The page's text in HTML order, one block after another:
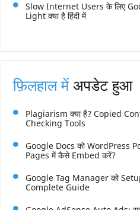
Slow Internet Users के लिए
Light क्या है हिंदी में
फ़िलहाल मेंअपडेट हुआ
Plagiarism क्या है? Copied
Checking Tools
Google Docs को WordPress
Pages में कैसे Embed करें?
Google Tag Manager को
Complete Guide